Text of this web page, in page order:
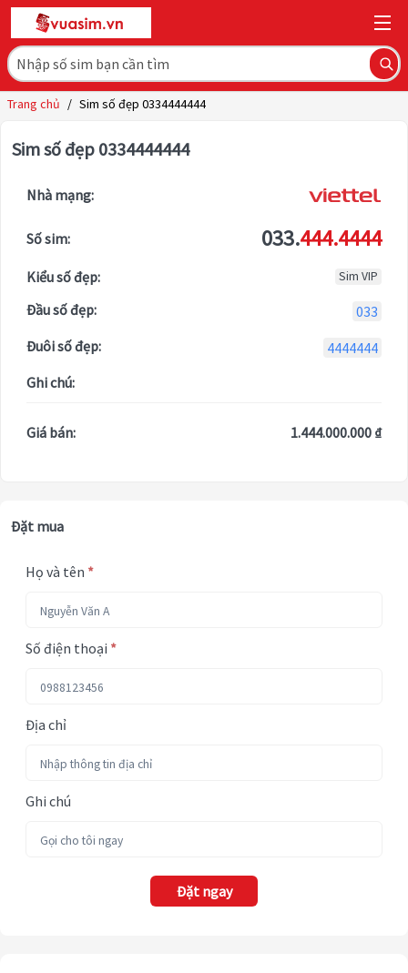
Trang chủ / Sim số đẹp 0334444444
Sim số đẹp 0334444444
Nhà mạng:
Số sim: 033.444.4444
Kiểu số đẹp: Sim VIP
Đầu số đẹp:
033
Đuôi số đẹp:
4444444
Ghi chú:
Giá bán: 1.444.000.000 ₫
Đặt mua
Họ và tên *
Số điện thoại *
Địa chỉ
Ghi chú
Đặt ngay